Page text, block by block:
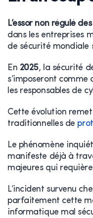
L’essor non régulé
dans les entreprises
de sécurité mondiale
En 2025, la sécurité
s’imposeront comme
les responsables de
Cette évolution
traditionnelles de
Le phénomène
manifeste déjà à
majeures qui
L’incident survenu
parfaitement cette
informatique mal